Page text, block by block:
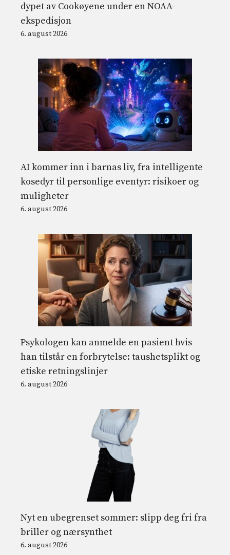
dypet av Cookøyene under en NOAA-
ekspedisjon
6. august 2026
AI kommer inn i barnas liv, fra intelligente
kosedyr til personlige eventyr: risikoer og
muligheter
6. august 2026
Psykologen kan anmelde en pasient hvis
han tilstår en forbrytelse: taushetsplikt og
etiske retningslinjer
6. august 2026
Nyt en ubegrenset sommer: slipp deg fri fra
briller og nærsynthet
6. august 2026